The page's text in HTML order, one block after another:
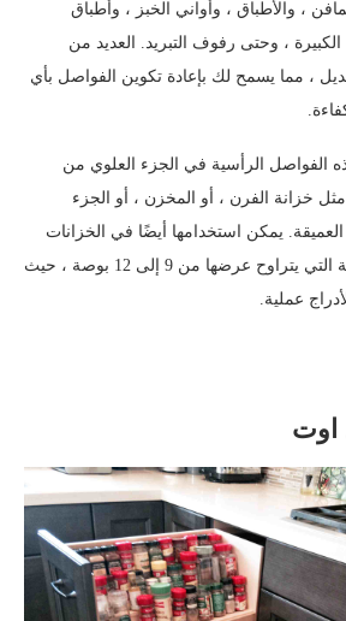
، والأطباق ، وأواني الخبز ، وأطباق
الكبيرة ، وحتى رفوف التبريد. العديد من
، مما يسمح لك بإعادة تكوين الفواصل بأي
الفواصل الرأسية في الجزء العلوي من
مثل خزانة الفرن ، أو المخزن ، أو الجزء
العميقة. يمكن استخدامها أيضًا في الخزانات
ذات القاعدة الضيقة التي يتراوح عرضها من 9 إلى 12 بوصة ، حيث
عملية.
اوت